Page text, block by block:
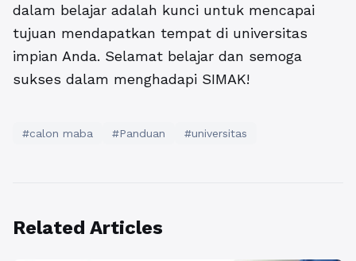
dalam belajar adalah kunci untuk mencapai
tujuan mendapatkan tempat di universitas
impian Anda. Selamat belajar dan semoga
sukses dalam menghadapi SIMAK!
#calon maba #Panduan #universitas
Related Articles